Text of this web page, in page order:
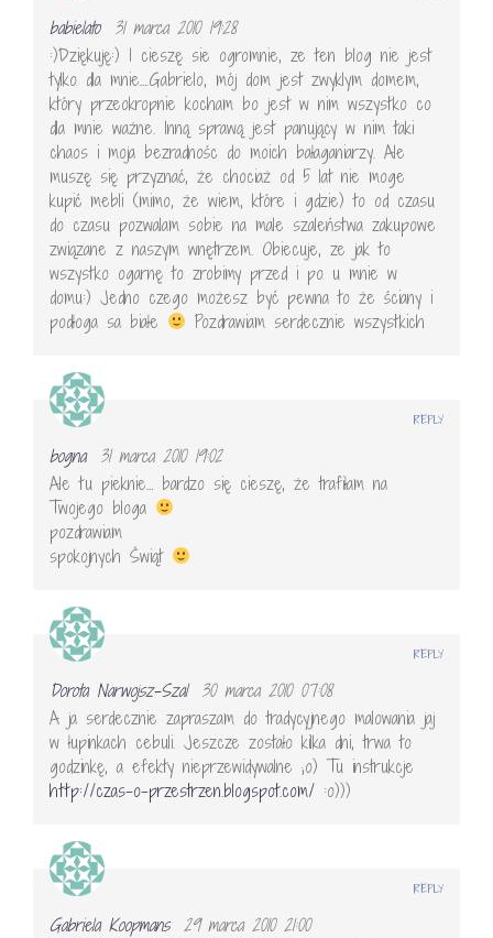
babielato
31 marca 2010 19:28
:)Dziękuję:) I cieszę sie ogromnie, ze ten blog nie jest
tylko dla mnie….Gabrielo, mój dom jest zwyklym domem,
który przeokropnie kocham bo jest w nim wszystko co
dla mnie ważne. Inną sprawą jest panujący w nim taki
chaos i moja bezradnośc do moich bałaganiarzy. Ale
muszę się przyznać, że chociaż od 5 lat nie moge
kupić mebli (mimo, że wiem, które i gdzie) to od czasu
do czasu pozwalam sobie na male szaleństwa zakupowe
związane z naszym wnętrzem. Obiecuje, ze jak to
wszystko ogarnę to zrobimy przed i po u mnie w
domu:) Jedno czego możesz być pewna to że ściany i
podłoga sa białe
Pozdrawiam serdecznie wszystkich
bogna
31 marca 2010 19:02
Ale tu pieknie… bardzo się cieszę, że trafiłam na
Twojego bloga
pozdrawiam
spokojnych Świąt
REPLY
Dorota Narwojsz-Szal
30 marca 2010 07:08
A ja serdecznie zapraszam do tradycyjnego malowania jaj
w łupinkach cebuli. Jeszcze zostało kilka dni, trwa to
godzinkę, a efekty nieprzewidywalne ;o) Tu instrukcje
http://czas-o-przestrzen.blogspot.com/ :o)))
REPLY
Gabriela Koopmans 29 marca 2010 21:00
REPLY